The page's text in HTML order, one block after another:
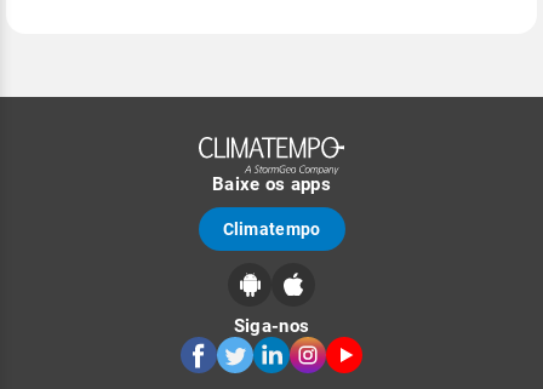
Baixe os apps
Climatempo
Siga-nos